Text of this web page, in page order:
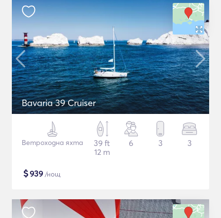
Bavaria 39 Cruiser
Ветроходна яхта
39 ft
12 m
6 3 3
$939 /нощ